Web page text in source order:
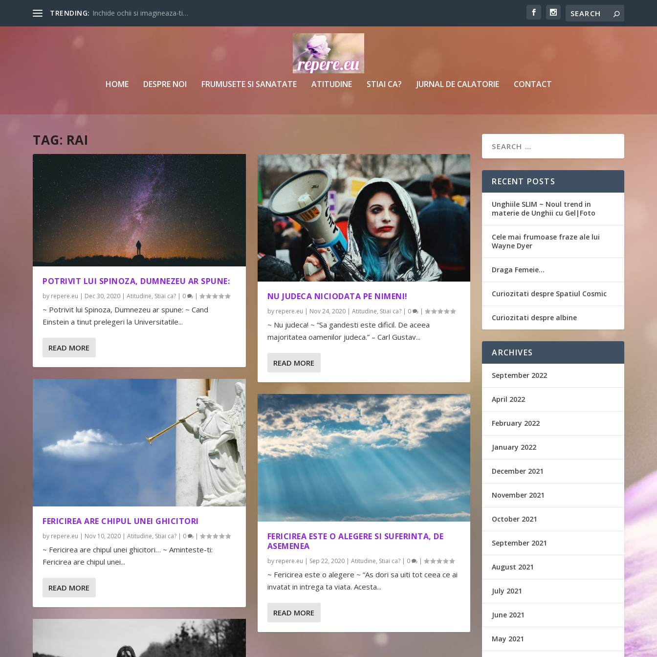
TRENDING: Inchide ochii si imagineaza-ti…
HOME DESPRE NOI FRUMUSETE SI SANATATE ATITUDINE STIAI CA? JURNAL DE CALATORIE CONTACT
TAG: RAI
POTRIVIT LUI SPINOZA, DUMNEZEU AR SPUNE:
by repere.eu | Dec 30, 2020 |Atitudine, Stiai ca? | 0 |
~ Potrivit lui Spinoza, Dumnezeu ar spune: ~ Cand
Einstein a tinut prelegeri la Universitatile...
READ MORE
FERICIREA ARE CHIPUL UNEI GHICITORI
by repere.eu | Nov 10, 2020 |Atitudine, Stiai ca? | 0 |
~ Fericirea are chipul unei ghicitori… ~ Aminteste-ti:
Fericirea are chipul unei...
READ MORE
NU JUDECA NICIODATA PE NIMENI!
by repere.eu | Nov 24, 2020| Atitudine, Stiai ca?| 0 |
~ Nu judeca! ~ “Sa gandesti este dificil. De aceea
majoritatea oamenilor judeca.” – Carl Gustav...
READ MORE
FERICIREA ESTE O ALEGERE SI SUFERINTA, DE
ASEMENEA
by repere.eu | Sep 22, 2020| Atitudine, Stiai ca?| 0 |
~ Fericirea este o alegere ~ “As dori sa uiti tot ceea ce ai
invatat in intrega ta viata. Acesta...
READ MORE
RECENT POSTS
Unghiile SLIM ~ Noul trend in
materie de Unghii cu Gel|Foto
Cele mai frumoase fraze ale lui
Wayne Dyer
Draga Femeie…
Curiozitati despre Spatiul Cosmic
Curiozitati despre albine
ARCHIVES
September 2022
April 2022
February 2022
January 2022
December 2021
November 2021
October 2021
September 2021
August 2021
July 2021
June 2021
May 2021